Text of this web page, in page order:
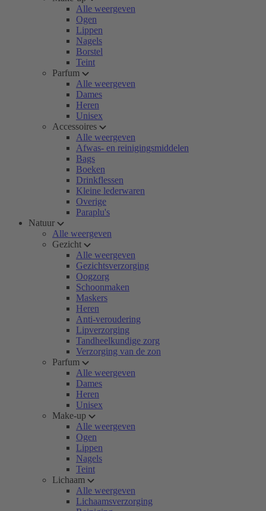
Alle weergeven
Ogen
Lippen
Nagels
Borstel
Teint
Parfum
Alle weergeven
Dames
Heren
Unisex
Accessoires
Alle weergeven
Afwas- en reinigingsmiddelen
Bags
Boeken
Drinkflessen
Kleine lederwaren
Overige
Paraplu's
Natuur
Alle weergeven
Gezicht
Alle weergeven
Gezichtsverzorging
Oogzorg
Schoonmaken
Maskers
Heren
Anti-veroudering
Lipverzorging
Tandheelkundige zorg
Verzorging van de zon
Parfum
Alle weergeven
Dames
Heren
Unisex
Make-up
Alle weergeven
Ogen
Lippen
Nagels
Teint
Lichaam
Alle weergeven
Lichaamsverzorging